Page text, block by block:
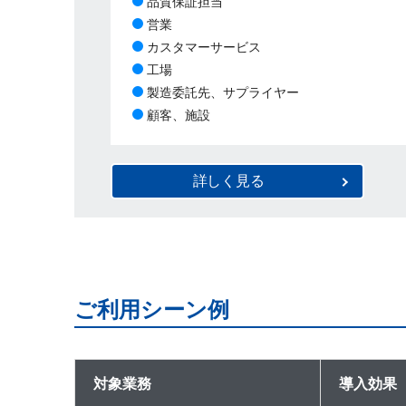
営業
カスタマーサービス
工場
製造委託先、サプライヤー
顧客、施設
詳しく見る
ご利用シーン例
対象業務 導入効果